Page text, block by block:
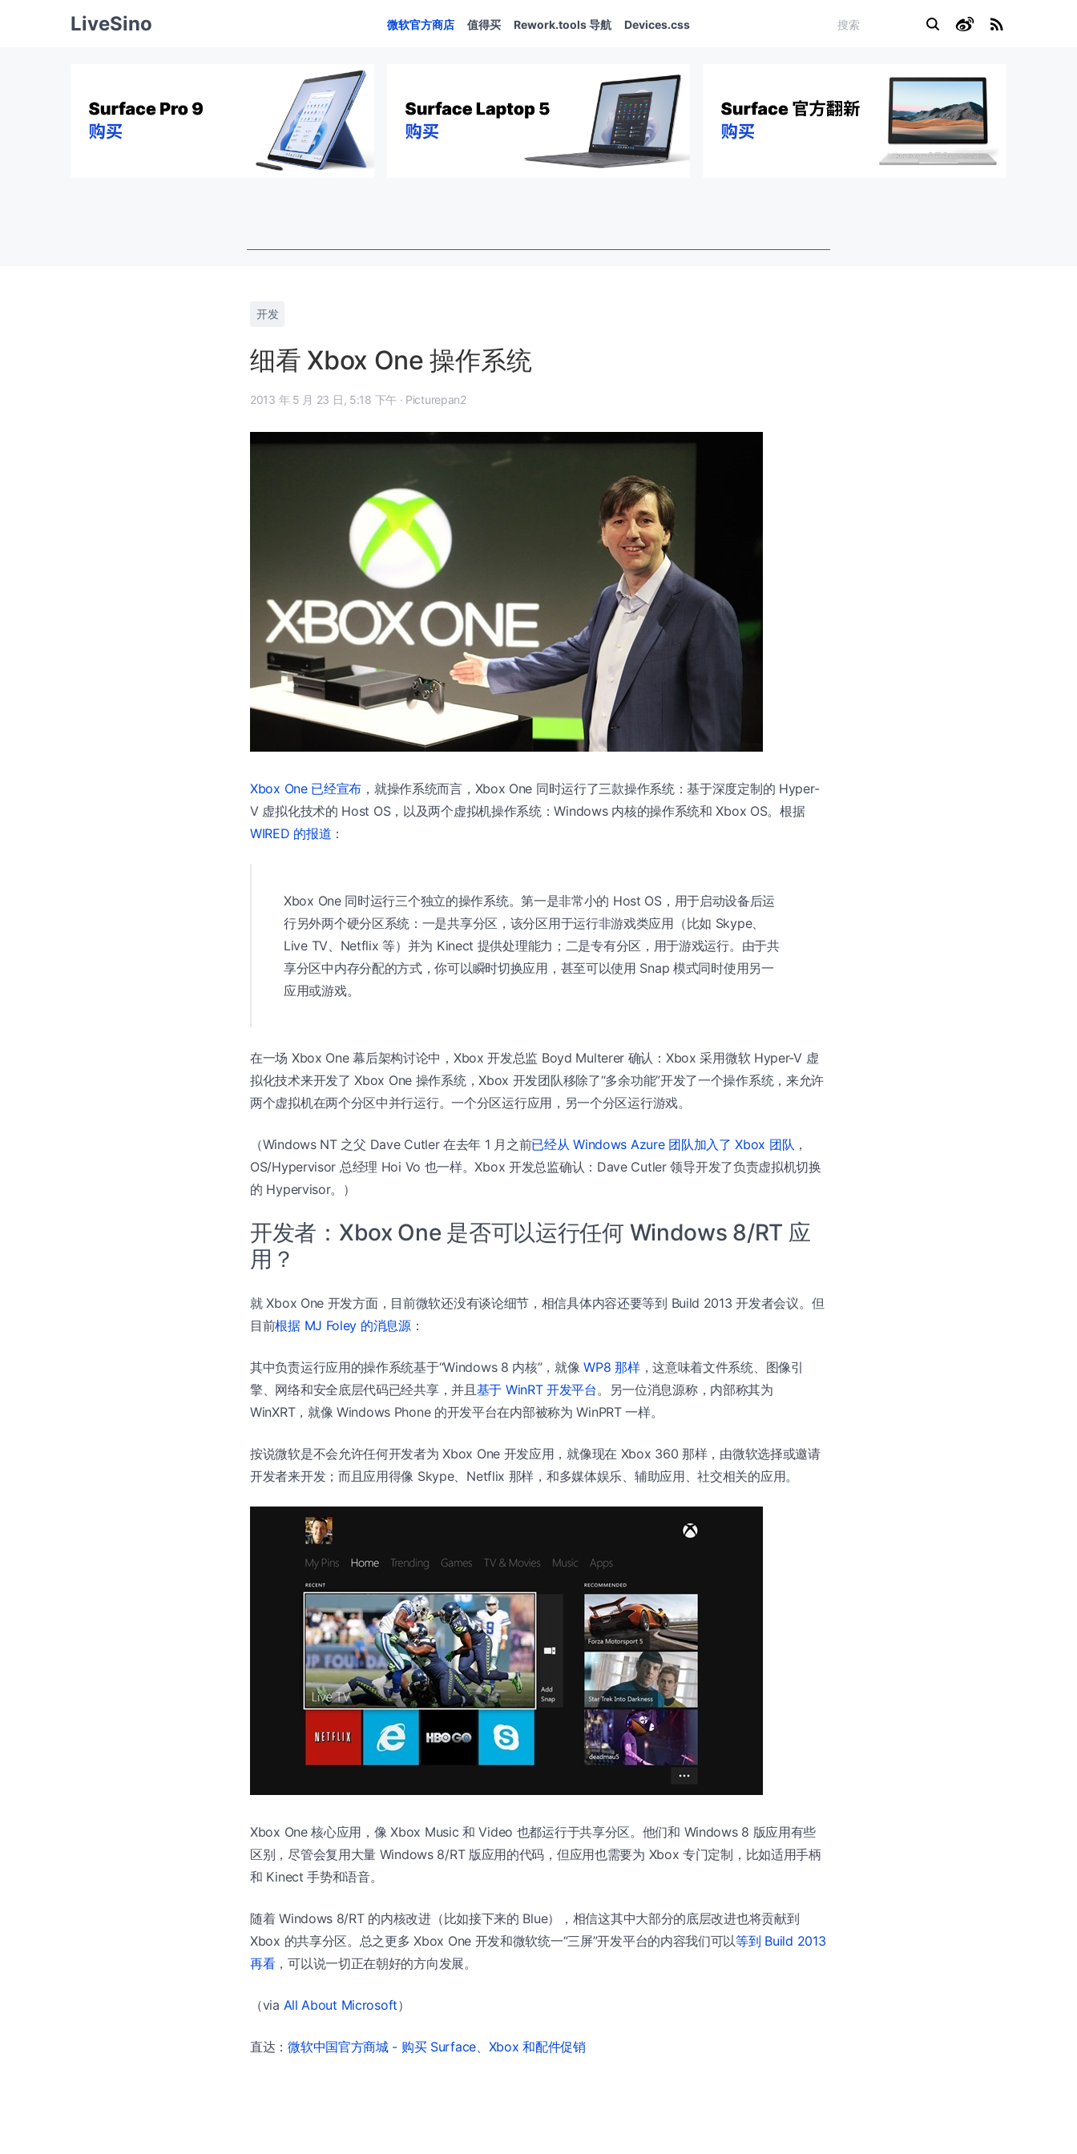
LiveSino 微软官方商店 值得买 Rework.tools 导航 Devices.css
开发
细看 Xbox One 操作系统
2013 年 5 月 23 日, 5:18 下午 · Picturepan2
Xbox One 已经宣布 ，就操作系统而言，Xbox One 同时运行了三款操作系统：基于深度定制的 Hyper-
V 虚拟化技术的 Host OS，以及两个虚拟机操作系统：Windows 内核的操作系统和 Xbox OS。根据
WIRED 的报道 ：
Xbox One 同时运行三个独立的操作系统。第一是非常小的 Host OS，用于启动设备后运
行另外两个硬分区系统：一是共享分区，该分区用于运行非游戏类应用（比如 Skype、
Live TV、Netflix 等）并为 Kinect 提供处理能力；二是专有分区，用于游戏运行。由于共
享分区中内存分配的方式，你可以瞬时切换应用，甚至可以使用 Snap 模式同时使用另一
应用或游戏。
在一场 Xbox One 幕后架构讨论中，Xbox 开发总监 Boyd Multerer 确认：Xbox 采用微软 Hyper-V 虚
拟化技术来开发了 Xbox One 操作系统，Xbox 开发团队移除了“多余功能”开发了一个操作系统，来允许
两个虚拟机在两个分区中并行运行。一个分区运行应用，另一个分区运行游戏。
（Windows NT 之父 Dave Cutler 在去年 1 月之前已经从 Windows Azure 团队加入了 Xbox 团队 ，
OS/Hypervisor 总经理 Hoi Vo 也一样。Xbox 开发总监确认：Dave Cutler 领导开发了负责虚拟机切换
的 Hypervisor。）
开发者：Xbox One 是否可以运行任何 Windows 8/RT 应
用？
就 Xbox One 开发方面，目前微软还没有谈论细节，相信具体内容还要等到 Build 2013 开发者会议。但
目前根据 MJ Foley 的消息源：
其中负责运行应用的操作系统基于“Windows 8 内核”，就像WP8 那样，这意味着文件系统、图像引
擎、网络和安全底层代码已经共享，并且 基于 WinRT 开发平台 。另一位消息源称，内部称其为
WinXRT，就像 Windows Phone 的开发平台在内部被称为 WinPRT 一样。
按说微软是不会允许任何开发者为 Xbox One 开发应用，就像现在 Xbox 360 那样，由微软选择或邀请
开发者来开发；而且应用得像 Skype、Netflix 那样，和多媒体娱乐、辅助应用、社交相关的应用。
Xbox One 核心应用，像 Xbox Music 和 Video 也都运行于共享分区。他们和 Windows 8 版应用有些
区别，尽管会复用大量 Windows 8/RT 版应用的代码，但应用也需要为 Xbox 专门定制，比如适用手柄
和 Kinect 手势和语音。
随着 Windows 8/RT 的内核改进（比如接下来的 Blue），相信这其中大部分的底层改进也将贡献到
Xbox 的共享分区。总之更多 Xbox One 开发和微软统一“三屏”开发平台的内容我们可以等到 Build 2013
再看，可以说一切正在朝好的方向发展。
（via All About Microsoft）
直达：微软中国官方商城 - 购买 Surface、Xbox 和配件促销